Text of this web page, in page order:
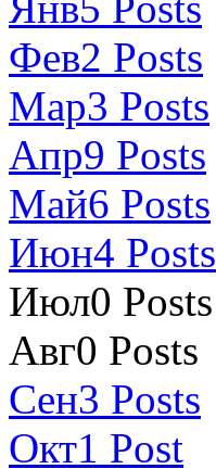
Фев2 Posts
Мар3 Posts
Апр9 Posts
Май6 Posts
Июн4 Posts
Июл0 Posts
Авг0 Posts
Сен3 Posts
Окт1 Post